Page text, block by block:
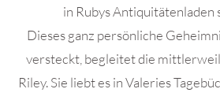
in Rubys Antiquitätenladen
Dieses ganz persönliche
versteckt, begleitet die
Riley. Sie liebt es in Valeries